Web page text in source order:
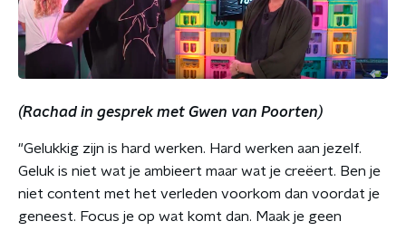
(Rachad in gesprek met Gwen van Poorten)
"Gelukkig zijn is hard werken. Hard werken aan jezelf.
Geluk is niet wat je ambieert maar wat je creëert. Ben je
niet content met het verleden voorkom dan voordat je
geneest. Focus je op wat komt dan. Maak je geen